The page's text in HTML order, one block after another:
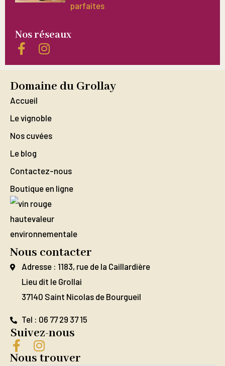
parfaites
Nos réseaux
Domaine du Grollay
Accueil
Le vignoble
Nos cuvées
Le blog
Contactez-nous
Boutique en ligne
Nous contacter
Adresse : 1183, rue de la Caillardière
Lieu dit le Grollai
37140 Saint Nicolas de Bourgueil
Tel : 06 77 29 37 15
Suivez-nous
Nous trouver